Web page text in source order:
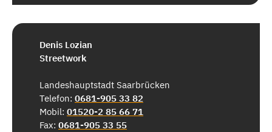
Denis Lozian
Streetwork
Landeshauptstadt Saarbrücken
Telefon: 0681-905 33 82
Mobil: 01520-2 85 66 71
Fax: 0681-905 33 55